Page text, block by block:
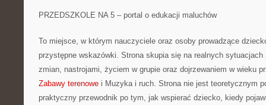
PRZEDSZKOLE NA 5 – portal o edukacji maluchów
To miejsce, w którym nauczyciele oraz osoby prowadzące
przystępne wskazówki. Strona skupia się na realnych
zmian, nastrojami, życiem w grupie oraz dojrzewaniem w wieku
Zabawy terenowe i Muzyka i ruch. Strona nie jest teoretycznym
praktyczny przewodnik po tym, jak wspierać dziecko, kiedy